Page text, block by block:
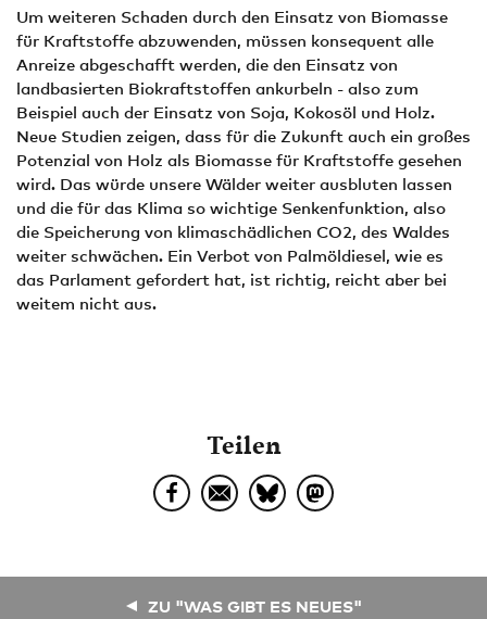
Um weiteren Schaden durch den Einsatz von Biomasse
für Kraftstoffe abzuwenden, müssen konsequent alle
Anreize abgeschafft werden, die den Einsatz von
landbasierten Biokraftstoffen ankurbeln - also zum
Beispiel auch der Einsatz von Soja, Kokosöl und Holz.
Neue Studien zeigen, dass für die Zukunft auch ein großes
Potenzial von Holz als Biomasse für Kraftstoffe gesehen
wird. Das würde unsere Wälder weiter ausbluten lassen
und die für das Klima so wichtige Senkenfunktion, also
die Speicherung von klimaschädlichen CO2, des Waldes
weiter schwächen. Ein Verbot von Palmöldiesel, wie es
das Parlament gefordert hat, ist richtig, reicht aber bei
weitem nicht aus.
Teilen
ZU "WAS GIBT ES NEUES"